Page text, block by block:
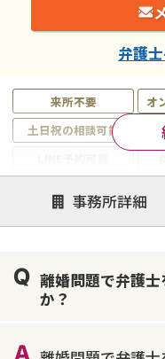
来所不要 オ
土日祝の相談可能
注力案件
離婚前相談
不貞・不倫慰謝料請求
財産分与
弁護士
事務所詳細
離婚問題で弁護
か？